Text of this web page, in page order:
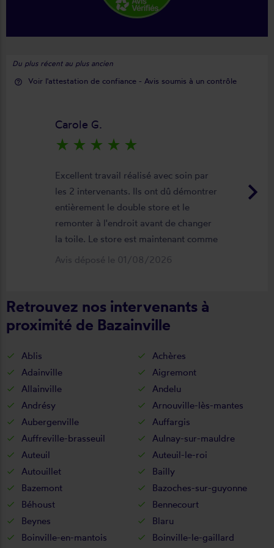
Du plus récent au plus ancien
help_outline Voir l'attestation de confiance - Avis soumis à un contrôle
keyboard_arrow_right
Carole G.
star_rate star_rate star_rate star_rate star_rate
Excellent travail réalisé avec soin par
les 2 intervenants. Ils ont dû démontrer
entièrement le double store et le
remonter à l'endroit avant de changer
la toile. Le store est maintenant comme
neuf, parfaitement positionné et
Avis déposé le 01/08/2026
Retrouvez nos intervenants à
proximité de Bazainville
Ablis
Achères
Adainville
Aigremont
Allainville
Andelu
Andrésy
Arnouville-lès-mantes
Aubergenville
Auffargis
Auffreville-brasseuil
Aulnay-sur-mauldre
Auteuil
Auteuil-le-roi
Autouillet
Bailly
Bazemont
Bazoches-sur-guyonne
Béhoust
Bennecourt
Beynes
Blaru
Boinville-en-mantois
Boinville-le-gaillard